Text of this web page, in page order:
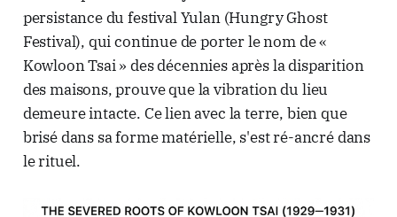
persistance du festival Yulan (Hungry Ghost
Festival), qui continue de porter le nom de «
Kowloon Tsai » des décennies après la disparition
des maisons, prouve que la vibration du lieu
demeure intacte. Ce lien avec la terre, bien que
brisé dans sa forme matérielle, s'est ré-ancré dans
le rituel.